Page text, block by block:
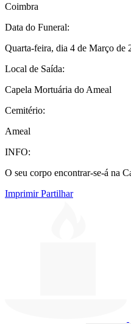
Coimbra
Data do Funeral:
Quarta-feira, dia 4 de Março de
Local de Saída:
Capela Mortuária do Ameal
Cemitério:
Ameal
INFO:
O seu corpo encontrar-se-á na
Imprimir Partilhar